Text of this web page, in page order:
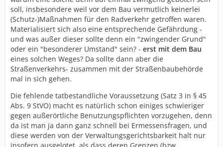
soll, insbesondere weil vor dem Bau vermutlich keinerlei
(Schutz-)Maßnahmen für den Radverkehr getroffen waren.
Materialisiert sich also eine entsprechende Gefährdung -
und was außer dieser sollte denn ein "zwingender Grund"
oder ein "besonderer Umstand" sein? - erst mit dem Bau
eines solchen Weges? Da sollte dann aber die
Straßenverkehrs- zusammen mit der Straßenbaubehörde
mal in sich gehen.
Die fehlende tatbestandliche Voraussetzung (Satz 3 in § 45
Abs. 9 StVO) macht es natürlich schon einiges schwieriger
gegen außerörtliche Benutzungspflichten vorzugehen, denn
da ist man ja dann ganz schnell bei Ermessensfragen, und
diese werden von der Verwaltungsgerichtsbarkeit halt nur